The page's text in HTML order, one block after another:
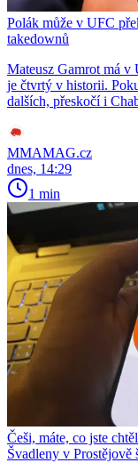
Polák může v UFC
takedownů
Mateusz Gamrot má v
je čtvrtý v historii.
dalších, přeskočí i
MMAMAG.cz
dnes, 14:29
1 min
Češi, máte, co jste
Švadleny v